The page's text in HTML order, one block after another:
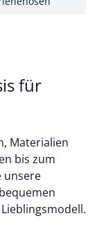
für
Materialien
bis zum
unsere